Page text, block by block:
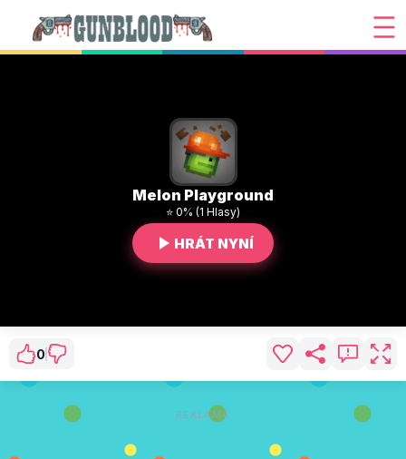
Melon Playground
⭐ 0% (1 Hlasy)
HRÁT NYNÍ
0
REKLAMA